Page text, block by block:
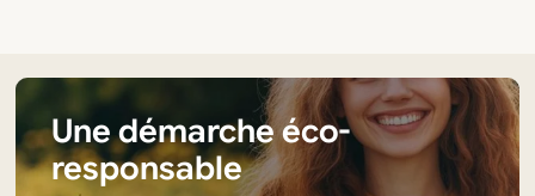
Une démarche éco-
responsable